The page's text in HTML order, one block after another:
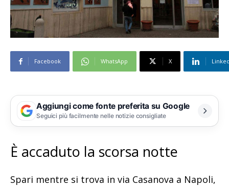
Facebook WhatsApp X
Aggiungi come fonte preferita su Google
Seguici più facilmente nelle notizie consigliate
È accaduto la scorsa notte
Spari mentre si trova in via Casanova a Napoli,